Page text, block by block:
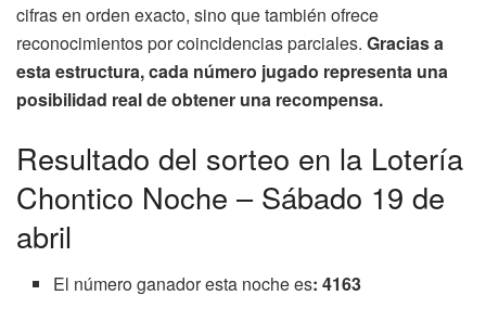
cifras en orden exacto, sino que también ofrece
reconocimientos por coincidencias parciales. Gracias a
esta estructura, cada número jugado representa una
posibilidad real de obtener una recompensa.
Resultado del sorteo en la Lotería
Chontico Noche – Sábado 19 de
abril
El número ganador esta noche es: 4163